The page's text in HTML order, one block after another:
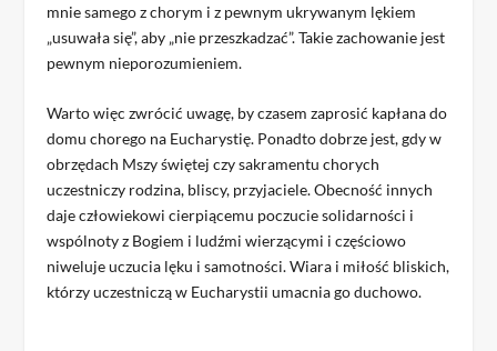
mnie samego z chorym i z pewnym ukrywanym lękiem
„usuwała się”, aby „nie przeszkadzać”. Takie zachowanie jest
pewnym nieporozumieniem.
Warto więc zwrócić uwagę, by czasem zaprosić kapłana do
domu chorego na Eucharystię. Ponadto dobrze jest, gdy w
obrzędach Mszy świętej czy sakramentu chorych
uczestniczy rodzina, bliscy, przyjaciele. Obecność innych
daje człowiekowi cierpiącemu poczucie solidarności i
wspólnoty z Bogiem i ludźmi wierzącymi i częściowo
niweluje uczucia lęku i samotności. Wiara i miłość bliskich,
którzy uczestniczą w Eucharystii umacnia go duchowo.